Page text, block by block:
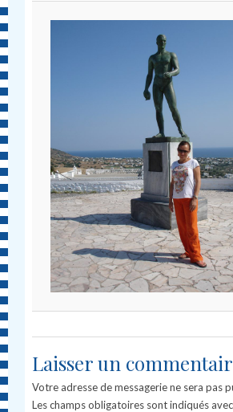
Laisser un
Votre adresse de messagerie ne sera pas
Les champs obligatoires sont indiqués